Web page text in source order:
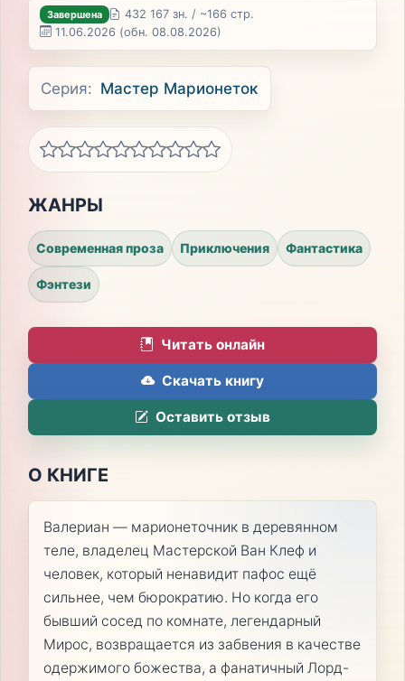
Завершена
432 167 зн. / ~166 стр.
11.06.2026 (обн. 08.08.2026)
Серия: Мастер Марионеток
ЖАНРЫ
Современная проза Приключения Фантастика
Фэнтези
Читать онлайн
Скачать книгу
Оставить отзыв
О КНИГЕ
Валериан — марионеточник в деревянном
теле, владелец Мастерской Ван Клеф и
человек, который ненавидит пафос ещё
сильнее, чем бюрократию. Но когда его
бывший сосед по комнате, легендарный
Мирос, возвращается из забвения в качестве
одержимого божества, а фанатичный Лорд-